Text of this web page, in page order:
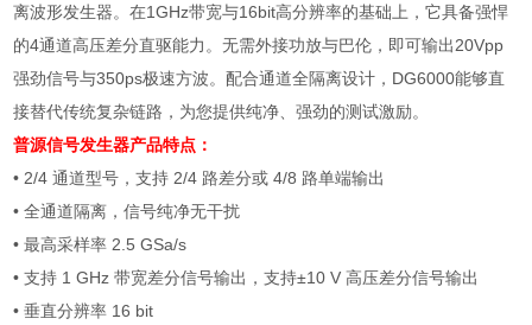
离波形发生器。在1GHz带宽与16bit高分辨率的基础上，它具备强悍
的4通道高压差分直驱能力。无需外接功放与巴伦，即可输出20Vpp
强劲信号与350ps极速方波。配合通道全隔离设计，DG6000能够直
接替代传统复杂链路，为您提供纯净、强劲的测试激励。
普源信号发生器产品特点：
• 2/4 通道型号，支持 2/4 路差分或 4/8 路单端输出
• 全通道隔离，信号纯净无干扰
• 最高采样率 2.5 GSa/s
• 支持 1 GHz 带宽差分信号输出，支持±10 V 高压差分信号输出
• 垂直分辨率 16 bit